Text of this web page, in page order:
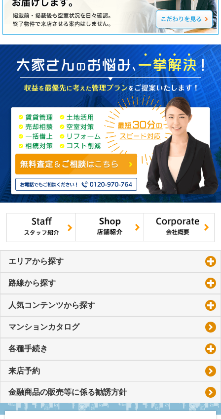
エリアから探す
路線から探す
人気コンテンツから探す
マンションカタログ
各種手続き
来店予約
金融商品の販売等に係る勧誘方針